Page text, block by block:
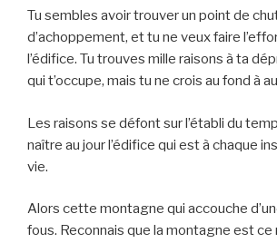
Tu sembles avoir trouver un point de
d’achoppement, et tu ne veux faire
l’édifice. Tu trouves mille raisons à ta
qui t’occupe, mais tu ne crois au fond à
Les raisons se défont sur l’établi du
naître au jour l’édifice qui est à chaque
vie.
Alors cette montagne qui accouche
fous. Reconnais que la montagne est ce